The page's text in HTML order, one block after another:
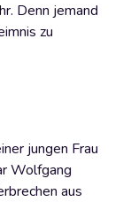
Denn jemand
zu
jungen Frau
Wolfgang
aus